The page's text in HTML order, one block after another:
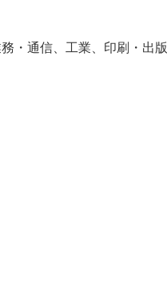
・通信、工業、印刷・出版